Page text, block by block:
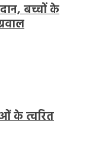
बच्चों के
के त्वरित